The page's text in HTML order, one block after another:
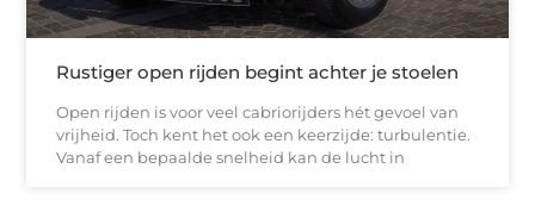
Rustiger open rijden begint achter je stoelen
Open rijden is voor veel cabriorijders hét gevoel van
vrijheid. Toch kent het ook een keerzijde: turbulentie.
Vanaf een bepaalde snelheid kan de lucht in